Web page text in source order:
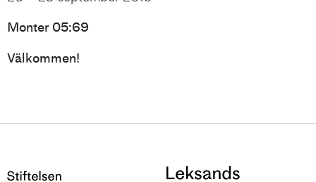
Monter 05:69
Välkommen!